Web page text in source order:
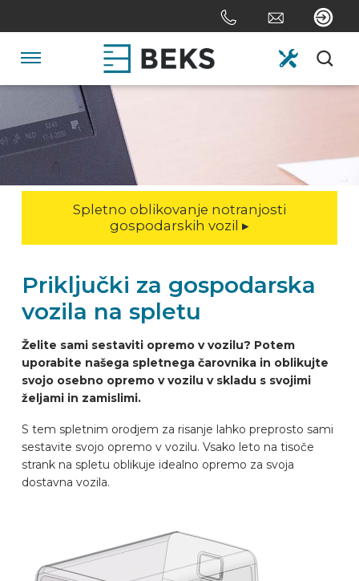
to
Jump
to
the
SISTEMI
PO MERI
PREPOZNAVALNIK AVTOMOBILOV
PIŠITE NA
OPREMLJANJE VOZILA
Spletno oblikovanje notranjosti
gospodarskih vozil ▸
Priključki za gospodarska
vozila na spletu
Želite sami sestaviti opremo v vozilu? Potem
uporabite našega spletnega čarovnika in oblikujte
svojo osebno opremo v vozilu v skladu s svojimi
željami in zamislimi.
S tem spletnim orodjem za risanje lahko preprosto sami
sestavite svojo opremo v vozilu. Vsako leto na tisoče
strank na spletu oblikuje idealno opremo za svoja
dostavna vozila.